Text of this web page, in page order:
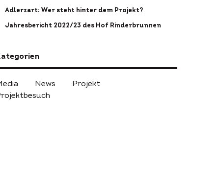
Adlerzart: Wer steht hinter dem Projekt?
Jahresbericht 2022/23 des Hof Rinderbrunnen
News
Projekt